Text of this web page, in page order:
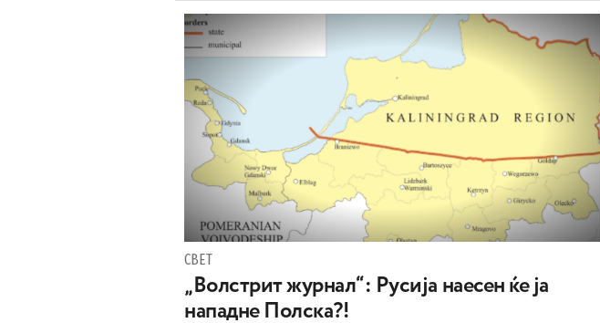
СВЕТ
„Волстрит журнал“: Русија наесен ќе ја
нападне Полска?!